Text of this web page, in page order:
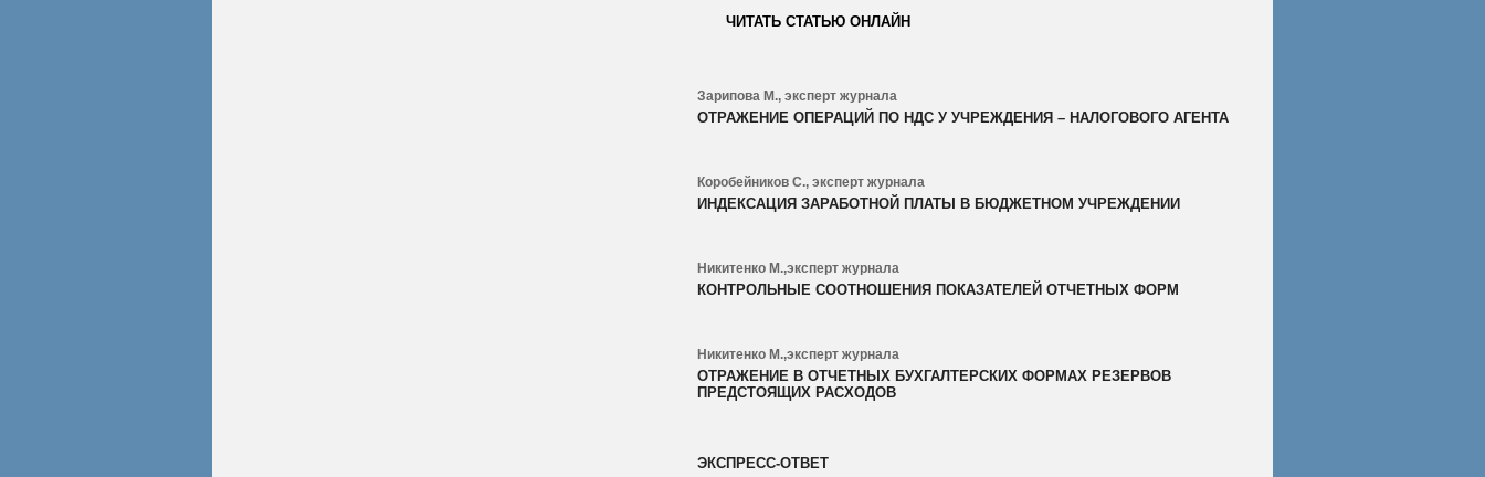
ЧИТАТЬ СТАТЬЮ ОНЛАЙН
Зарипова М., эксперт журнала
ОТРАЖЕНИЕ ОПЕРАЦИЙ ПО НДС У УЧРЕЖДЕНИЯ – НАЛОГОВОГО АГЕНТА
Коробейников С., эксперт журнала
ИНДЕКСАЦИЯ ЗАРАБОТНОЙ ПЛАТЫ В БЮДЖЕТНОМ УЧРЕЖДЕНИИ
Никитенко М.,эксперт журнала
КОНТРОЛЬНЫЕ СООТНОШЕНИЯ ПОКАЗАТЕЛЕЙ ОТЧЕТНЫХ ФОРМ
Никитенко М.,эксперт журнала
ОТРАЖЕНИЕ В ОТЧЕТНЫХ БУХГАЛТЕРСКИХ ФОРМАХ РЕЗЕРВОВ
ПРЕДСТОЯЩИХ РАСХОДОВ
ЭКСПРЕСС-ОТВЕТ